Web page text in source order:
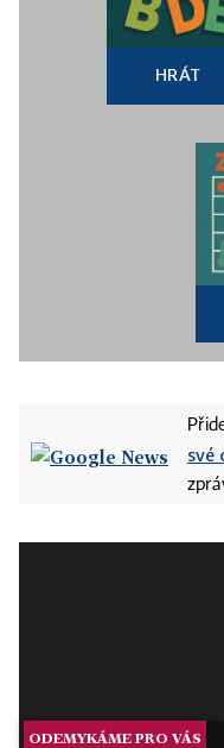
HRÁT
své
ODEMYKÁME PRO VÁS